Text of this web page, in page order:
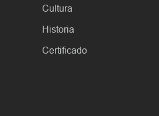
Cultura
Historia
Certificado